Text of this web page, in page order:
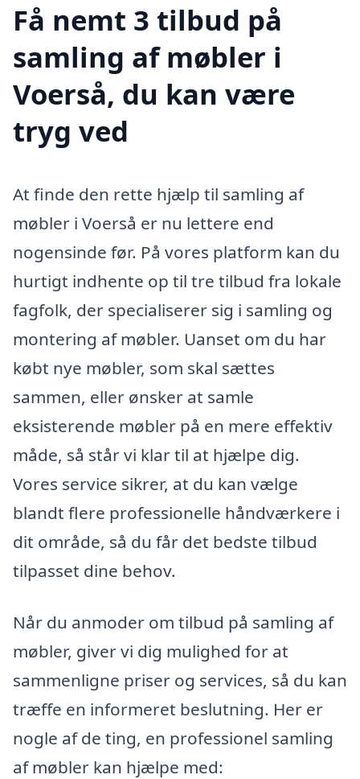
Få nemt 3 tilbud på
samling af møbler i
Voerså, du kan være
tryg ved
At finde den rette hjælp til samling af
møbler i Voerså er nu lettere end
nogensinde før. På vores platform kan du
hurtigt indhente op til tre tilbud fra lokale
fagfolk, der specialiserer sig i samling og
montering af møbler. Uanset om du har
købt nye møbler, som skal sættes
sammen, eller ønsker at samle
eksisterende møbler på en mere effektiv
måde, så står vi klar til at hjælpe dig.
Vores service sikrer, at du kan vælge
blandt flere professionelle håndværkere i
dit område, så du får det bedste tilbud
tilpasset dine behov.
Når du anmoder om tilbud på samling af
møbler, giver vi dig mulighed for at
sammenligne priser og services, så du kan
træffe en informeret beslutning. Her er
nogle af de ting, en professionel samling
af møbler kan hjælpe med: